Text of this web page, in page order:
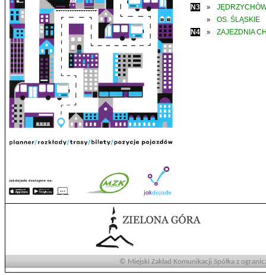
N3
»
»
OS. ŚLĄSKIE
N4
» ZAJEZDNIA
© Miejski Zakład Komunikacji Spółka z